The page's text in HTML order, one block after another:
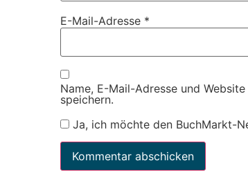
E-Mail-Adresse *
Name, E-Mail-Adresse und
speichern.
Ja, ich möchte den BuchMarkt-